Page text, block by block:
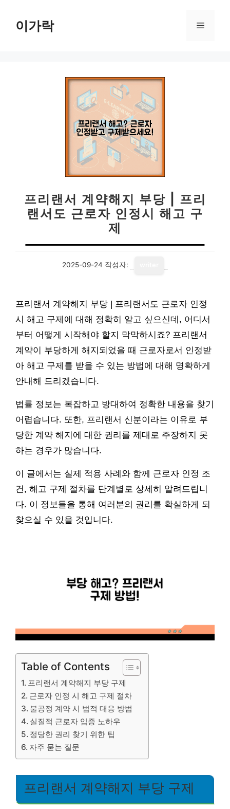
이가락 메
프리랜서 계약해지 부당 | 프리
랜서도 근로자 인정시 해고 구
제
2025-09-24 작성자:
프리랜서 계약해지 부당 | 프리랜서도 근로자 인정
시 해고 구제에 대해 정확히 알고 싶으신데, 어디서
부터 어떻게 시작해야 할지 막막하시죠? 프리랜서
계약이 부당하게 해지되었을 때 근로자로서 인정받
아 해고 구제를 받을 수 있는 방법에 대해 명확하게
안내해 드리겠습니다.
법률 정보는 복잡하고 방대하여 정확한 내용을 찾기
어렵습니다. 또한, 프리랜서 신분이라는 이유로 부
당한 계약 해지에 대한 권리를 제대로 주장하지 못
하는 경우가 많습니다.
이 글에서는 실제 적용 사례와 함께 근로자 인정 조
건, 해고 구제 절차를 단계별로 상세히 알려드립니
다. 이 정보들을 통해 여러분의 권리를 확실하게 되
찾으실 수 있을 것입니다.
Table of Contents
프리랜서 계약해지 부당 구제
근로자 인정 시 해고 구제 절차
불공정 계약 시 법적 대응 방법
실질적 근로자 입증 노하우
정당한 권리 찾기 위한 팁
자주 묻는 질문
프리랜서 계약해지 부당 구제